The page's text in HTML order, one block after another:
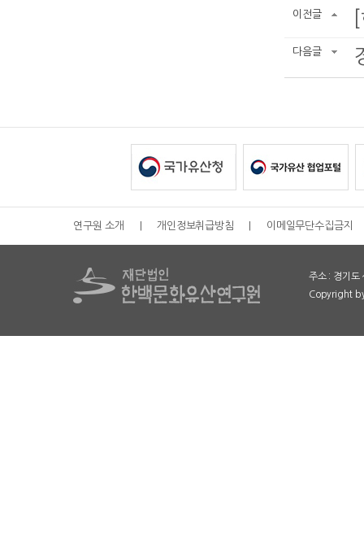
이전글
다음글
연구원 소개 개인정보취급방침 이메일무단수집금지
주소 : 경기
Copyright